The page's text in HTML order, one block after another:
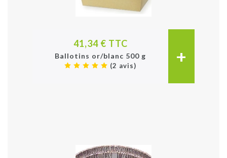
41,34 € TTC
Ballotins or/blanc 500 g
(2 avis) +